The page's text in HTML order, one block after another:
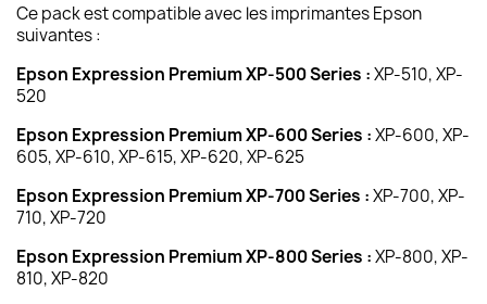
Ce pack est compatible avec les imprimantes Epson
suivantes :
Epson Expression Premium XP-500 Series :XP-510, XP-
520
Epson Expression Premium XP-600 Series :XP-600, XP-
605, XP-610, XP-615, XP-620, XP-625
Epson Expression Premium XP-700 Series :XP-700, XP-
710, XP-720
Epson Expression Premium XP-800 Series :XP-800, XP-
810, XP-820